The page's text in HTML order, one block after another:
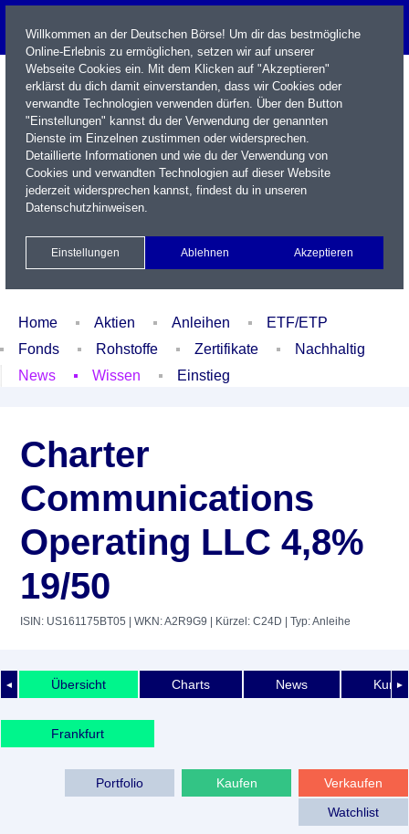
Name / WKN / ISIN / Kürzel
Xetra Realtime
Watchlist Portfolio Login
Home Aktien Anleihen
ETF/ETP
Fonds
Rohstoffe Zertifikate
Nachhaltig
News
Wissen Einstieg
Charter
Communications
Operating LLC 4,8%
19/50
ISIN: US161175BT05 | WKN: A2R9G9 | Kürzel: C24D | Typ: Anleihe
◄ ►
Übersicht Charts News
Frankfurt
Verkaufen
Kaufen
Portfolio
Watchlist
Willkommen an der Deutschen Börse! Um dir das bestmögliche
Online-Erlebnis zu ermöglichen, setzen wir auf unserer
Webseite Cookies ein. Mit dem Klicken auf "Akzeptieren"
erklärst du dich damit einverstanden, dass wir Cookies oder
verwandte Technologien verwenden dürfen. Über den Button
"Einstellungen" kannst du der Verwendung der genannten
Dienste im Einzelnen zustimmen oder widersprechen.
Detaillierte Informationen und wie du der Verwendung von
Cookies und verwandten Technologien auf dieser Website
jederzeit widersprechen kannst, findest du in unseren
Datenschutzhinweisen.
Einstellungen Ablehnen Akzeptieren